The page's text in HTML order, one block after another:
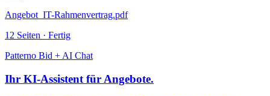
Angebot_IT-Rahmenvertrag.pdf
12 Seiten · Fertig
Patterno Bid + AI Chat
Ihr KI-Assistent für Angebote.